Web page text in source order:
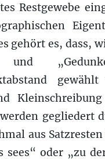
Restgewebe
gehört es, dass,
und
gegliedert
aus
sees“ oder „zu